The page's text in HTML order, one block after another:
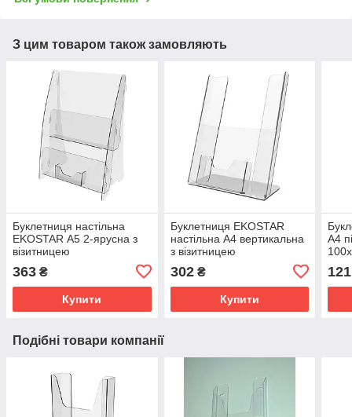
З цим товаром також замовляють
Буклетниця настільна
EKOSTAR А5 2-ярусна з
візитницею
363 ₴
Купити
Буклетниця EKOSTAR
настільна А4 вертикальна
з візитницею
302₴
Купити
А4
121
Подібні товари компанії